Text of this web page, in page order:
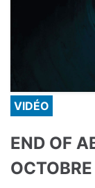
VIDÉO
END OF
OCTOBRE